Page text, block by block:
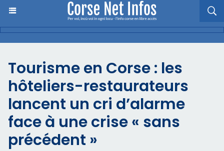
Tourisme en Corse : les
hôteliers-restaurateurs
lancent un cri d’alarme
face à une crise « sans
précédent »